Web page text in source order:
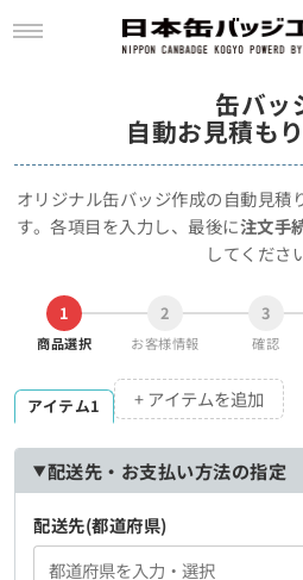
缶バッ
自動お見積も
オリジナル缶バッジ作成の自動見積
す。各項目を入力し、最後に注文手
してくださ
1
商品選択
2
お客様情報
3
確認
アイテム1 + アイテムを追加
配送先・お支払い方法の指定
配送先(都道府県)